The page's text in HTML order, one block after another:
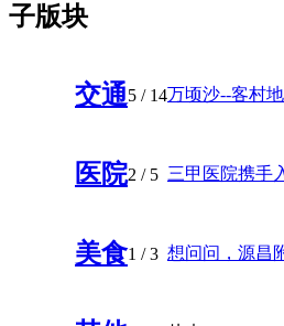
子版块
交通5 / 14万顷沙--客村
医院2 / 5 三甲医院携手
美食1 / 3 想问问，源昌